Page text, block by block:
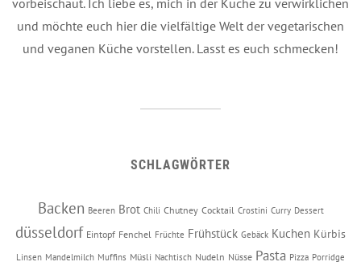
und möchte euch hier die vielfältige Welt der vegetarischen
und veganen Küche vorstellen. Lasst es euch schmecken!
SCHLAGWÖRTER
Backen Beeren Brot Chili Chutney Cocktail Crostini Curry Dessert
düsseldorf Eintopf Fenchel Früchte Frühstück Gebäck Kuchen Kürbis
Linsen Mandelmilch Muffins Müsli Nachtisch Nudeln Nüsse Pasta Pizza Porridge